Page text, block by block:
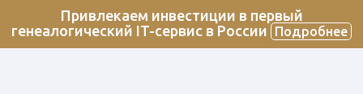
Привлекаем инвестиции в первый
генеалогический IT-сервис в России
Подробнее